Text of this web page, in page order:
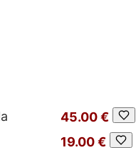
45.00 €
19.00 €